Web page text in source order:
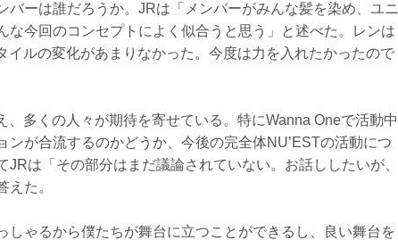
バーは誰だろうか。JRは「メンバーがみんな髪を染め、ユニ
な今回のコンセプトによく似合うと思う」と述べた。レンは
イルの変化があまりなかった。今度は力を入れたかったので
、多くの人々が期待を寄せている。特にWanna Oneで活動中
ンが合流するのかどうか、今後の完全体NU’ESTの活動につ
は「その部分はまだ議論されていない。お話ししたいが、
えた。
しゃるから僕たちが舞台に立つことができるし、良い舞台を